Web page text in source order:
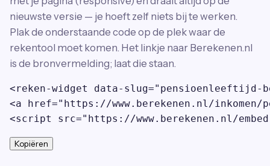
nieuwste versie — je hoeft zelf niets bij te werken.
Plak de onderstaande code op de plek waar de
rekentool moet komen. Het linkje naar Berekenen.nl
is de bronvermelding; laat die staan.
<reken-widget data-slug="pensioenleeftijd-
<a href="https://www.berekenen.nl/
<script src="https://www.berekenen.nl/
Kopiëren